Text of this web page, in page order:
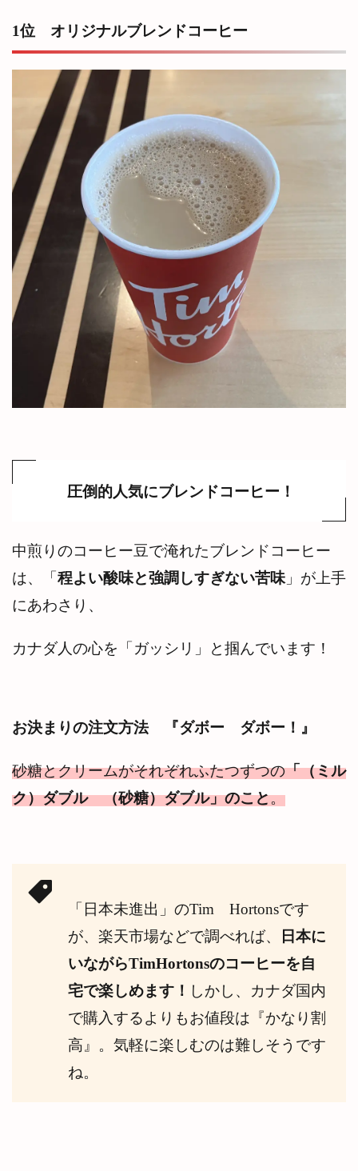
1位 オリジナルブレンドコーヒー
圧倒的人気にブレンドコーヒー！
中煎りのコーヒー豆で淹れたブレンドコーヒー
は、「程よい酸味と強調しすぎない苦味 」が上手
にあわさり、
カナダ人の心を「ガッシリ」と掴んでいます！
お決まりの注文方法 『ダボー ダボー！』
砂糖とクリームがそれぞれふたつずつの「（ミル
ク）ダブル （砂糖）ダブル」のこと。
「日本未進出」のTim Hortonsです
が、楽天市場などで調べれば、
日本に
いながらTimHortonsのコーヒーを自
宅で楽しめます！ しかし、カナダ国内
で購入するよりもお値段は『かなり割
高』。気軽に楽しむのは難しそうです
ね。